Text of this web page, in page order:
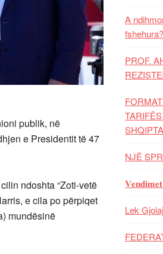
publik, në
e Presidentit të 47
ndoshta “Zoti-vetë
e cila po përpiqet
mundësinë
A
fshehura?
PROF.
NJË
Lek